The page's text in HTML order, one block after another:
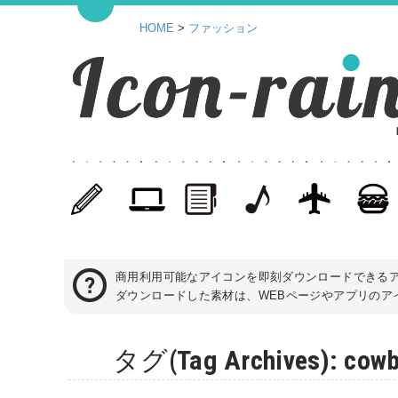
HOME > ファッション
商用利用可能なアイコンを即刻ダウンロードできる
ダウンロードした素材は、WEBページやアプリの
タグ(Tag Archives):